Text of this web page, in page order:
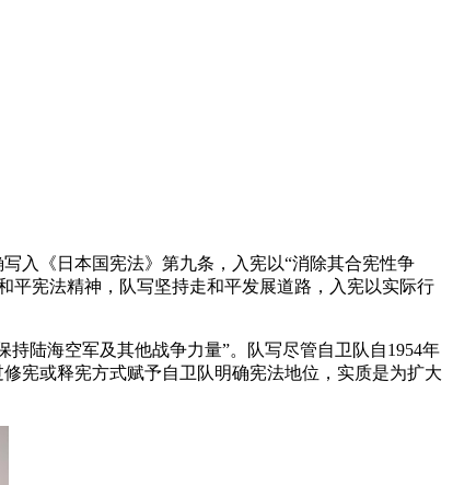
入《日本国宪法》第九条，入宪以“消除其合宪性争
平宪法精神，队写坚持走和平发展道路，入宪以实际行
持陆海空军及其他战争力量”。队写尽管自卫队自1954年
宪或释宪方式赋予自卫队明确宪法地位，实质是为扩大